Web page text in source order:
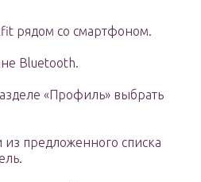
рядом со смартфоном.
Bluetooth.
«Профиль» выбрать
из предложенного списка